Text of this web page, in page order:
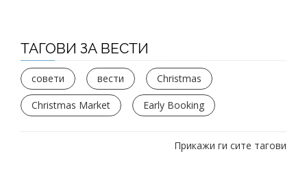
ТАГОВИ ЗА ВЕСТИ
совети вести Christmas
Christmas Market Early Booking
Прикажи ги сите тагови